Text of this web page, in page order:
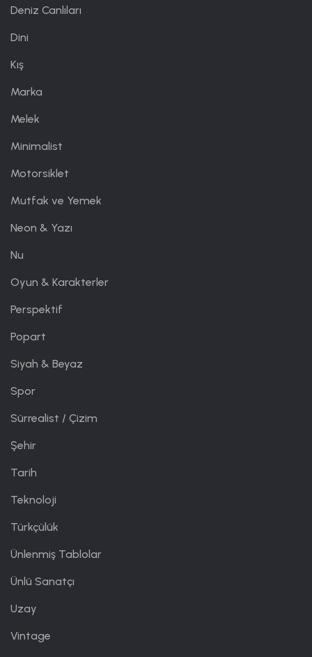
Deniz Canlıları
Dini
Kış
Marka
Melek
Minimalist
Motorsiklet
Mutfak ve Yemek
Neon & Yazı
Nu
Oyun & Karakterler
Perspektif
Popart
Siyah & Beyaz
Spor
Sürrealist / Çizim
Şehir
Tarih
Teknoloji
Türkçülük
Ünlenmiş Tablolar
Ünlü Sanatçı
Uzay
Vintage